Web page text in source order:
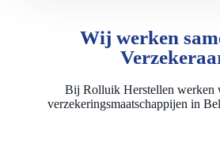
Wij werken
Bij Rolluik Herstellen werken
verzekeringsmaatschappijen in